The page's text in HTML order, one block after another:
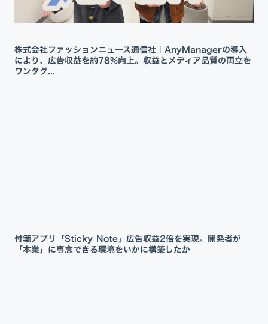
株式会社ファッションニュース通信社｜AnyManagerの導入
により、広告収益を約78%向上。収益とメディア品質の両立を
ワンタグ...
付箋アプリ「Sticky Note」広告収益2倍を実現。開発者が
「本業」に専念できる環境をいかに構築したか